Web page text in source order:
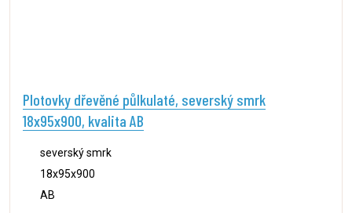
Plotovky dřevěné půlkulaté, severský smrk
18x95x900, kvalita AB
severský smrk
18x95x900
AB